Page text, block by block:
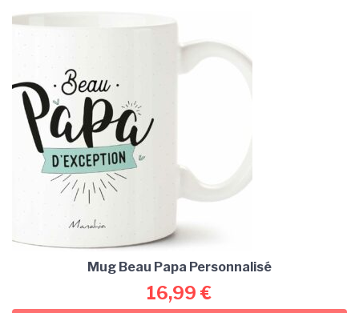
Mug Beau Papa Personnalisé
16,99 €